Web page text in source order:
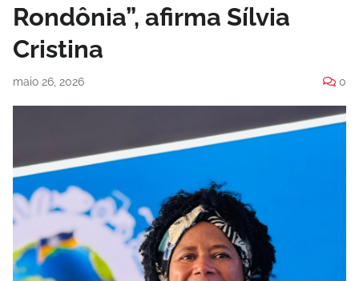
Rondônia”, afirma Sílvia
Cristina
maio 26, 2026 0